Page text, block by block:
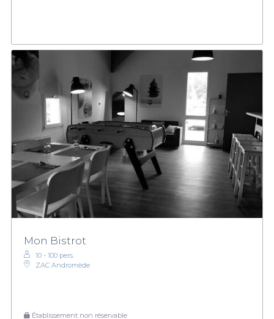
Mon Bistrot
10 - 100 pers.
ZAC Andromède
Établissement non réservable